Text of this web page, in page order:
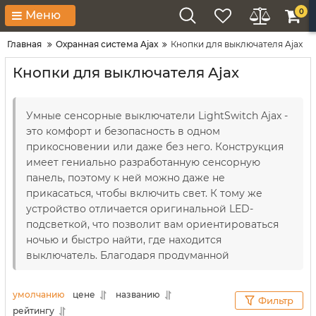
Меню 0
Главная Охранная система Ajax Кнопки для выключателя Ajax
Кнопки для выключателя Ajax
Умные сенсорные выключатели LightSwitch Ajax -
это комфорт и безопасность в одном
прикосновении или даже без него. Конструкция
имеет гениально разработанную сенсорную
панель, поэтому к ней можно даже не
прикасаться, чтобы включить свет. К тому же
устройство отличается оригинальной LED-
подсветкой, что позволит вам ориентироваться
ночью и быстро найти, где находится
выключатель. Благодаря продуманной
или даже имитировать свое присутствие дома
умолчанию цене
названию
рейтингу
Фильтр